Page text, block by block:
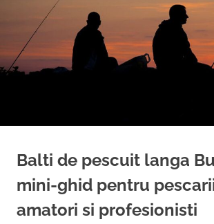
Balti de pescuit langa
mini-ghid pentru
amatori si profesionisti